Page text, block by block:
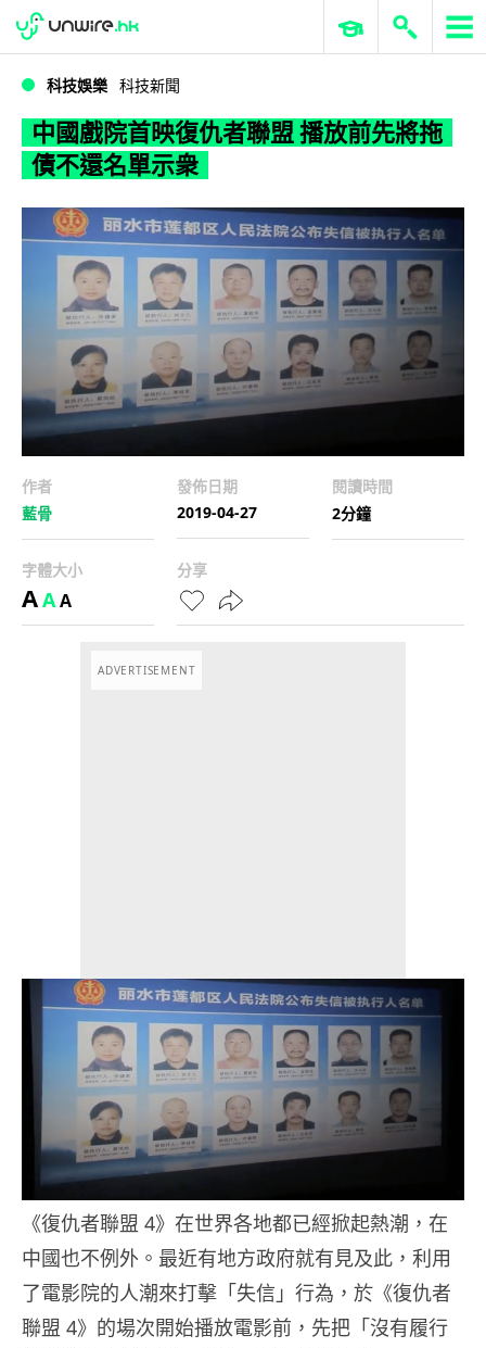
WWDC 2026 ERP 與商業 AI
科技娛樂 科技新聞
中國戲院首映復仇者聯盟 播放前先將拖
債不還名單示衆
作者
藍骨
發佈日期
2019-04-27
閱讀時間
2分鐘
字體大小
AAA
分享
ADVERTISEMENT
《復仇者聯盟 4》在世界各地都已經掀起熱潮，在
中國也不例外。最近有地方政府就有見及此，利用
了電影院的人潮來打擊「失信」行為，於《復仇者
聯盟 4》的場次開始播放電影前，先把「沒有履行